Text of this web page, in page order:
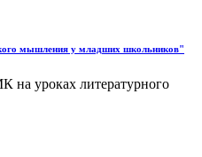
мышления у младших школьников"
на уроках литературного